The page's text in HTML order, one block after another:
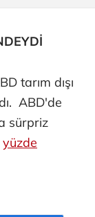
tarım dışı
ABD'de
sürpriz
yüzde